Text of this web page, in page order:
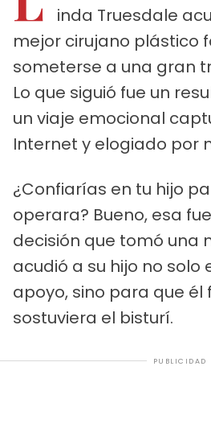
inda Truesdale
mejor cirujano plástico
someterse a una gran
Lo que siguió fue un
un viaje emocional
Internet y elogiado por
¿Confiarías en tu hijo
operara? Bueno, esa
decisión que tomó una
acudió a su hijo no solo
apoyo, sino para que él
sostuviera el bisturí.
PUBLICIDAD